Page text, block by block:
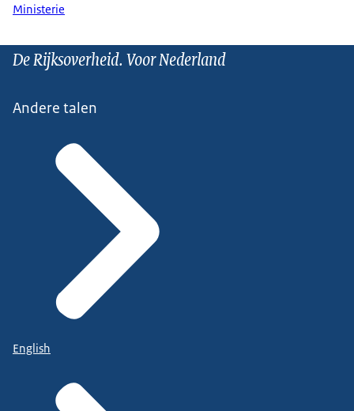
Ministerie
De Rijksoverheid. Voor Nederland
Andere talen
English